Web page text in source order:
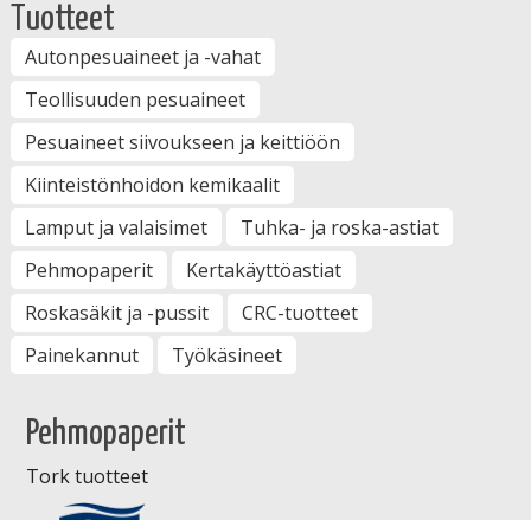
Tuotteet
Autonpesuaineet ja -vahat
Teollisuuden pesuaineet
Pesuaineet siivoukseen ja keittiöön
Kiinteistönhoidon kemikaalit
Lamput ja valaisimet
Tuhka- ja roska-astiat
Pehmopaperit
Kertakäyttöastiat
Roskasäkit ja -pussit
CRC-tuotteet
Painekannut
Työkäsineet
Pehmopaperit
Tork tuotteet